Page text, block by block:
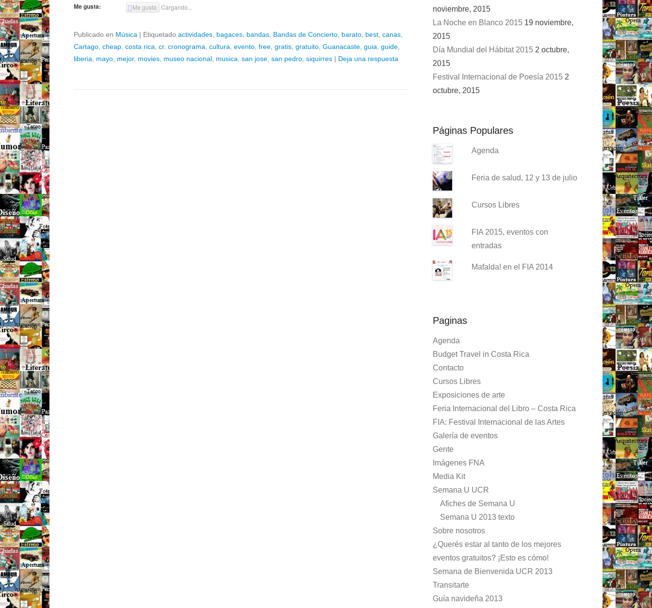
Me gusta: Me gusta Cargando...
Publicado en Música | Etiquetado actividades bagaces bandas Bandas de Concierto barato best canas
Cartago cheap costa rica cr, cronograma cultura evento free gratis gratuito Guanacaste guia guide
liberia
mayo mejor, movies museo nacional musica san jose san pedro siquirres | Deja una respuesta
noviembre, 2015
La Noche en Blanco 2015 19 noviembre,
2015
Día Mundial del Hábitat 2015 2 octubre,
2015
Festival Internacional de Poesía 2015 2
octubre, 2015
Páginas Populares
Agenda
Feria de salud, 12 y 13 de julio
Cursos Libres
FIA 2015, eventos con
entradas
Mafalda! en el FIA 2014
Paginas
Agenda
Budget Travel in Costa Rica
Contacto
Cursos Libres
Exposiciones de arte
Feria Internacional del Libro – Costa Rica
FIA: Festival Internacional de las Artes
Galería de eventos
Gente
Imágenes FNA
Media Kit
Semana U UCR
Afiches de Semana U
Semana U 2013 texto
Sobre nosotros
¿Querés estar al tanto de los mejores
eventos gratuitos? ¡Esto es cómo!
Semana de Bienvenida UCR 2013
Transitarte
Guía navideña 2013